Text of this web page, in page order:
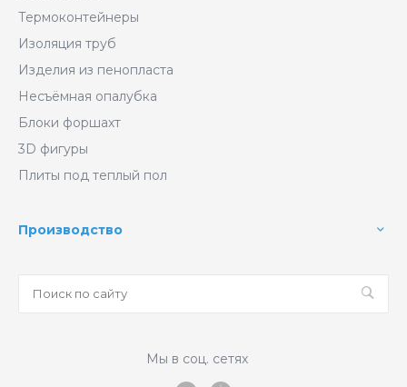
Термоконтейнеры
Изоляция труб
Изделия из пенопласта
Несъёмная опалубка
Блоки форшахт
3D фигуры
Плиты под теплый пол
Производство
Мы в соц. сетях